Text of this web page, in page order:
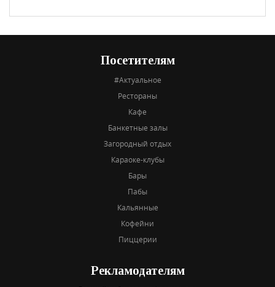
Посетителям
#Актуальное
Рестораны
Кафе
Банкетные залы
Загородный отдых
Караоке-клубы
Бары
Пабы
Кальянные
Кофейни
Пиццерии
Рекламодателям